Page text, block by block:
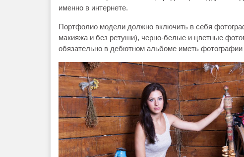
именно в интернете.
Портфолио модели должно включить в себя
макияжа и без ретуши), черно-белые и цветные
обязательно в дебютном альбоме иметь